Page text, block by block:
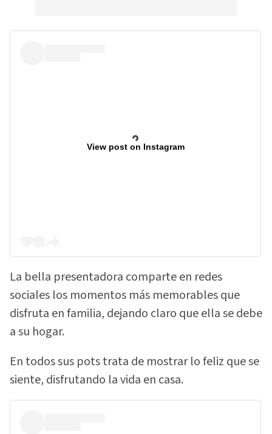
View post on Instagram
La bella presentadora comparte en redes
sociales los momentos más memorables que
disfruta en familia, dejando claro que ella se debe
a su hogar.
En todos sus pots trata de mostrar lo feliz que se
siente, disfrutando la vida en casa.